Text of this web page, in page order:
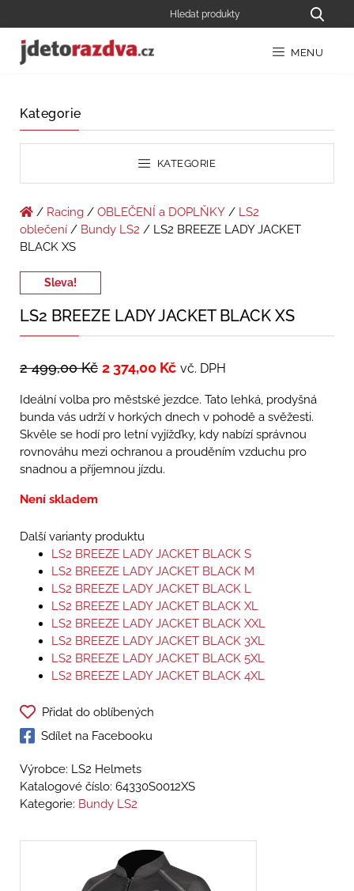
MENU
Kategorie
KATEGORIE
/ Racing / OBLEČENÍ a DOPLŇKY / LS2
oblečení / Bundy LS2 / LS2 BREEZE LADY JACKET
BLACK XS
Sleva!
LS2 BREEZE LADY JACKET BLACK XS
2 499,00Kč 2 374,00 Kč vč. DPH
Ideální volba pro městské jezdce. Tato lehká, prodyšná
bunda vás udrží v horkých dnech v pohodě a svěžesti.
Skvěle se hodí pro letní vyjížďky, kdy nabízí správnou
rovnováhu mezi ochranou a prouděním vzduchu pro
snadnou a příjemnou jízdu.
Není skladem
Další varianty produktu
LS2 BREEZE LADY JACKET BLACK S
LS2 BREEZE LADY JACKET BLACK M
LS2 BREEZE LADY JACKET BLACK L
LS2 BREEZE LADY JACKET BLACK XL
LS2 BREEZE LADY JACKET BLACK XXL
LS2 BREEZE LADY JACKET BLACK 3XL
LS2 BREEZE LADY JACKET BLACK 5XL
LS2 BREEZE LADY JACKET BLACK 4XL
Přidat do oblíbených
Sdílet na Facebooku
Výrobce: LS2 Helmets
Katalogové číslo: 64330S0012XS
Kategorie: Bundy LS2